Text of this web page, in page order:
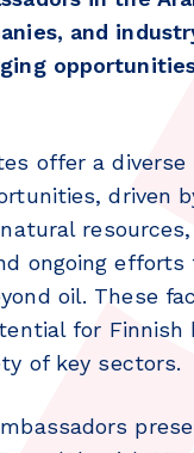
and
offer a diverse
driven
ongoing
oil. These
for Finnish
of key sectors.